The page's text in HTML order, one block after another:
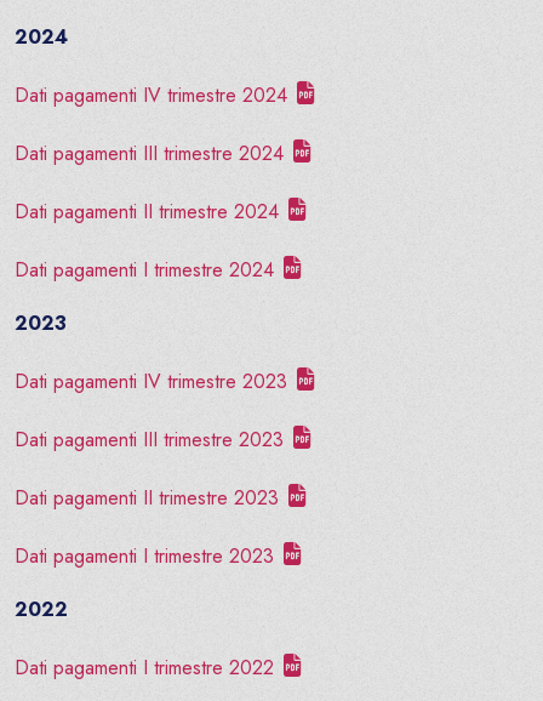
2024
Dati pagamenti IV trimestre 2024
Dati pagamenti III trimestre 2024
Dati pagamenti II trimestre 2024
Dati pagamenti I trimestre 2024
2023
Dati pagamenti IV trimestre 2023
Dati pagamenti III trimestre 2023
Dati pagamenti II trimestre 2023
Dati pagamenti I trimestre 2023
2022
Dati pagamenti I trimestre 2022